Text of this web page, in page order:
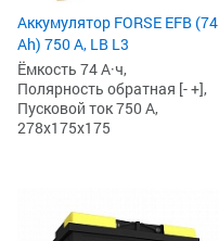
Аккумулятор FORSE EFB (74
Ah) 750 А, LB L3
Ёмкость 74 А·ч,
Полярность обратная [- +],
Пусковой ток 750 А,
278x175x175